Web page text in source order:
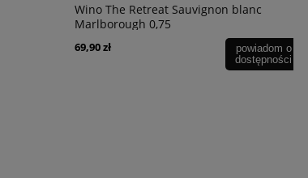
Wino The Retreat Sauvignon blanc
Marlborough 0,75
69,90 zł
powiadom o
dostępności